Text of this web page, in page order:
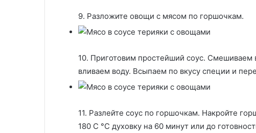
9. Разложите овощи с мясом по горшочкам.
10. Приготовим простейший соус. Смешиваем
вливаем воду. Всыпаем по вкусу специи и
11. Разлейте соус по горшочкам. Накройте
180 С °С духовку на 60 минут или до